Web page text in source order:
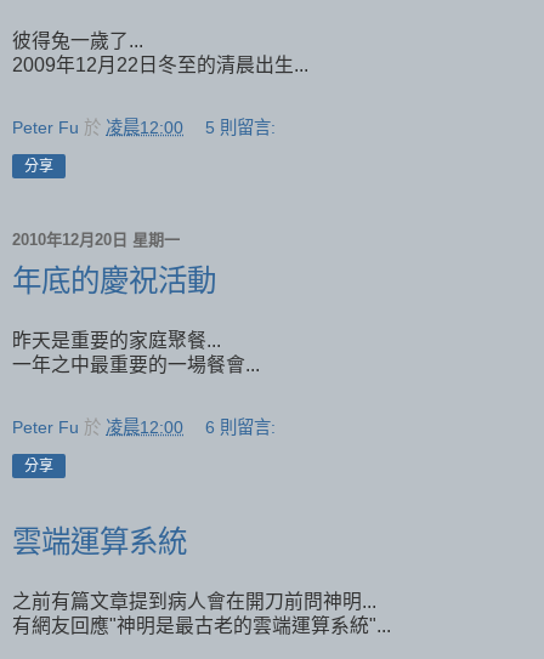
彼得兔一歲了...
2009年12月22日冬至的清晨出生...
Peter Fu 於 凌晨12:00 5 則留言:
分享
2010年12月20日 星期一
年底的慶祝活動
昨天是重要的家庭聚餐...
一年之中最重要的一場餐會...
Peter Fu 於 凌晨12:00 6 則留言:
分享
雲端運算系統
之前有篇文章提到病人會在開刀前問神明...
有網友回應"神明是最古老的雲端運算系統"...